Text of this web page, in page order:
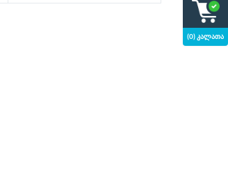
(0) კალათა